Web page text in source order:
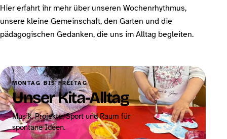
Hier erfahrt ihr mehr über unseren Wochenrhythmus,
unsere kleine Gemeinschaft, den Garten und die
pädagogischen Gedanken, die uns im Alltag begleiten.
MONTAG BIS FREITAG
Unser Kita-Alltag
Musik, Projekte, Sport und Raum für
spontane Ideen.